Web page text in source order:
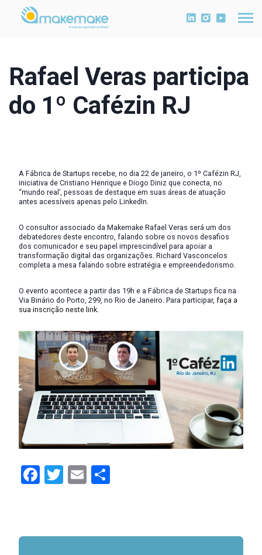
Rafael Veras participa
do 1º Cafézin RJ
A Fábrica de Startups recebe, no dia 22 de janeiro, o 1º Cafézin RJ,
iniciativa de Cristiano Henrique e Diogo Diniz que conecta, no
“mundo real’, pessoas de destaque em suas áreas de atuação
antes acessíveis apenas pelo LinkedIn.
O consultor associado da Makemake Rafael Veras será um dos
debatedores deste encontro, falando sobre os novos desafios
dos comunicador e seu papel imprescindível para apoiar a
transformação digital das organizações. Richard Vasconcelos
completa a mesa falando sobre estratégia e empreendedorismo.
O evento acontece a partir das 19h e a Fábrica de Startups fica na
Via Binário do Porto, 299, no Rio de Janeiro. Para participar, faça a
sua inscrição neste link.
Facebook
Twitter
EmailCompartilhar